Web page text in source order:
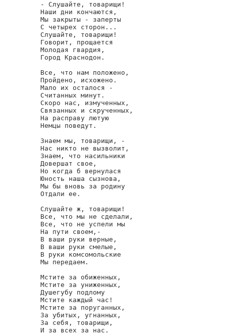
- Слушайте, товарищи!
Наши дни кончаются,
Мы закрыты - заперты
С четырех сторон...
Слушайте, товарищи!
Говорит, прощается
Молодая гвардия,
Город Краснодон.
Все, что нам положено,
Пройдено, исхожено.
Мало их осталося -
Считанных минут.
Скоро нас, измученных,
Связанных и скрученных,
На расправу лютую
Немцы поведут.
Знаем мы, товарищи, -
Нас никто не вызволит,
Знаем, что насильники
Довершат свое,
Но когда б вернулася
Юность наша сызнова,
Мы бы вновь за родину
Отдали ее.
Слушайте ж, товарищи!
Все, что мы не сделали,
Все, что не успели мы
На пути своем,-
В ваши руки верные,
В ваши руки смелые,
В руки комсомольские
Мы передаем.
Мстите за обиженных,
Мстите за униженных,
Душегубу подлому
Мстите каждый час!
Мстите за поруганных,
За убитых, угнанных,
За себя, товарищи,
И за всех за нас.